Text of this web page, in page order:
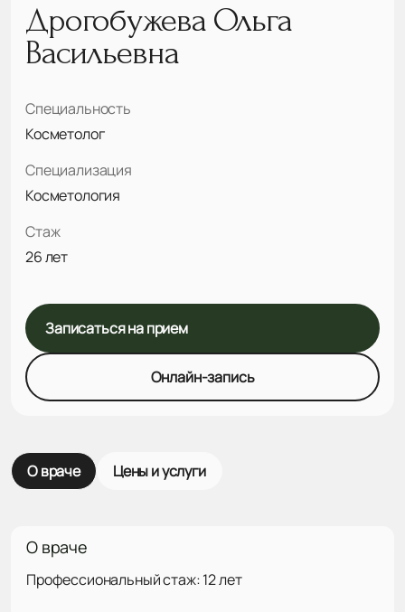
Дрогобужева Ольга
Васильевна
Специальность
Косметолог
Специализация
Косметология
Стаж
26 лет
Записаться на прием
Онлайн-запись
О враче Цены и услуги
О враче
Профессиональный стаж: 12 лет